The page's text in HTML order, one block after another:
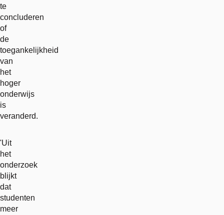
te
concluderen
of
de
toegankelijkheid
van
het
hoger
onderwijs
is
veranderd.
'Uit
het
onderzoek
blijkt
dat
studenten
meer